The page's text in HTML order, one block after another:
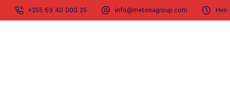
+355 69 40 000 25 info@metonagroup.com Hen